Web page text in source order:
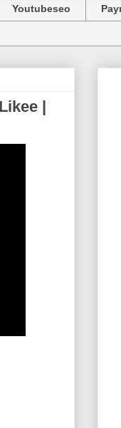
Youtubeseo
Likee |